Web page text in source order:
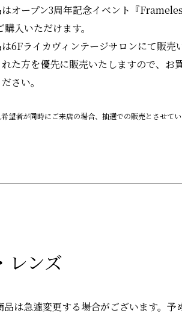
オープン3周年記念イベント『
入いただけます。
6Fライカヴィンテージサロンにて販売
た方を優先に販売いたしますので、お
さい。
望者が同時にご来店の場合、抽選での販売とさせてい
レンズ
は急遽変更する場合がございます。予